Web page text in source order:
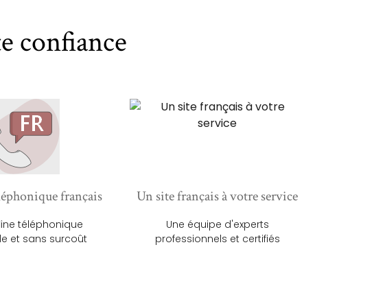
confiance
français
téléphonique
et sans surcoût
Un site français à votre service
Une équipe d'experts
professionnels et certifiés